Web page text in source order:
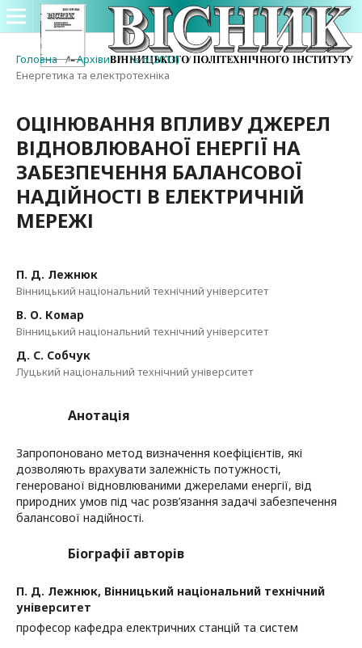
Головна / Архіви / № 6 (2013) /
Енергетика та електротехніка
ОЦІНЮВАННЯ ВПЛИВУ ДЖЕРЕЛ
ВІДНОВЛЮВАНОЇ ЕНЕРГІЇ НА
ЗАБЕЗПЕЧЕННЯ БАЛАНСОВОЇ
НАДІЙНОСТІ В ЕЛЕКТРИЧНІЙ
МЕРЕЖІ
П. Д. Лежнюк
Вінницький національний технічний університет
В. О. Комар
Вінницький національний технічний університет
Д. С. Собчук
Луцький національний технічний університет
Анотація
Запропоновано метод визначення коефіцієнтів, які
дозволяють врахувати залежність потужності,
генерованої відновлюваними джерелами енергії, від
природних умов під час розв’язання задачі забезпечення
балансової надійності.
Біографії авторів
П. Д. Лежнюк, Вінницький національний технічний
університет
професор кафедра електричних станцій та систем